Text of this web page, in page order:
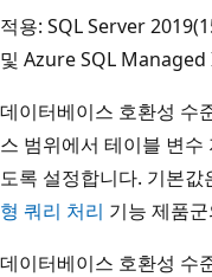
적용: SQL Server
및 Azure SQL
데이터베이스 호환성 수
스 범위에서 테이블 변
도록 설정합니다. 기본값
형 쿼리 처리 기능 제품
데이터베이스 호환성 수